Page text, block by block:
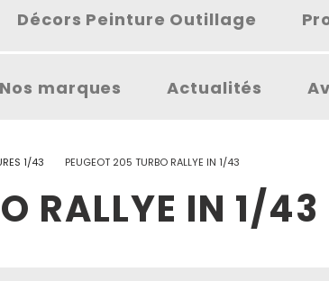
Décors Peinture Outillage
Nos marques Actualités
1/43 PEUGEOT 205 TURBO RALLYE IN 1/43
RALLYE IN 1/43